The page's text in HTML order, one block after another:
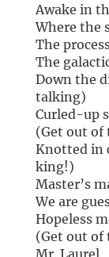
Awake in
Where the
The
The
Down the
talking)
Curled-up
(Get out
Knotted in
king!)
Master’s
We are
Hopeless
(Get out
Mr. Laurel